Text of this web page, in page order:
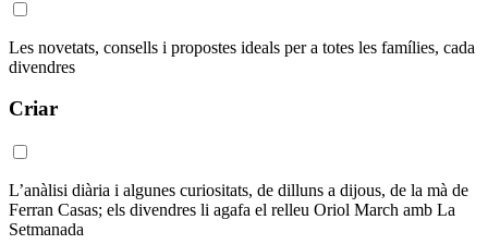
Les novetats, consells i propostes ideals per a totes les famílies, cada
divendres
Criar
L’anàlisi diària i algunes curiositats, de dilluns a dijous, de la mà de
Ferran Casas; els divendres li agafa el relleu Oriol March amb La
Setmanada